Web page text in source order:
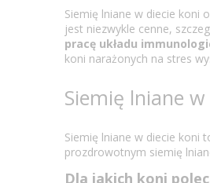
Siemię lniane w diecie koni
jest niezwykle cenne,
pracę układu
koni narażonych na stres
Siemię lniane
Siemię lniane w diecie koni
prozdrowotnym siemię
Dla jakich koni